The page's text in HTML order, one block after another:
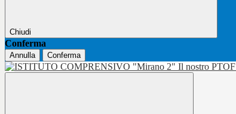
Chiudi
Conferma
Annulla Conferma
Il nostro PTOF